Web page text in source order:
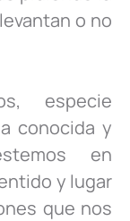
o no
especie
conocida y
en
y lugar
que nos